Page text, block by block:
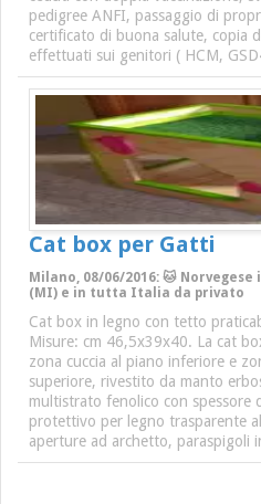
pedigree ANFI, passaggio di
certificato di buona salute, copia
effettuati sui genitori ( HCM,
Cat box per Gatti
Milano, 08/06/2016: 🐱
(MI) e in tutta Italia da privato
Cat box in legno con tetto
Misure: cm 46,5x39x40. La cat
zona cuccia al piano inferiore e
superiore, rivestito da manto
multistrato fenolico con spessore
protettivo per legno trasparente
aperture ad archetto, paraspigoli